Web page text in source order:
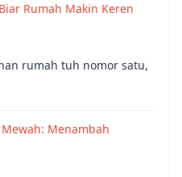
Rumah Makin Keren
rumah tuh nomor satu,
Menambah